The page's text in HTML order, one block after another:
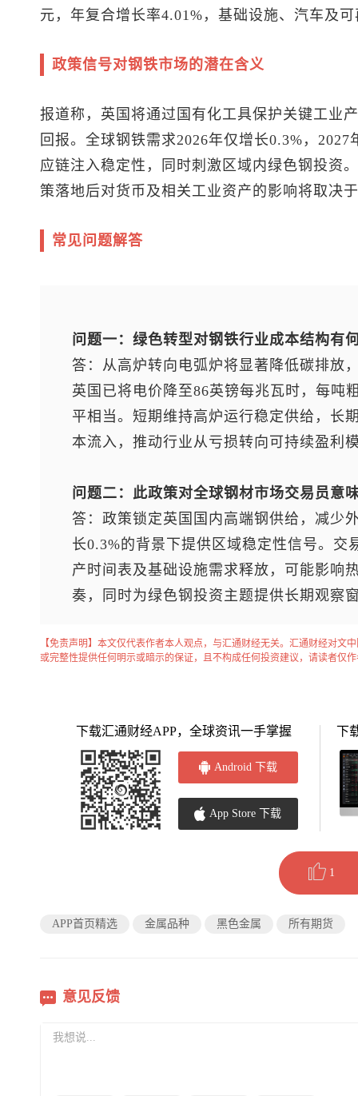
元，年复合增长率4.01%，基础设施、汽车及
政策信号对钢铁市场的潜在含义
报道称，英国将通过国有化工具保护关键工业
回报。全球钢铁需求2026年仅增长0.3%，
应链注入稳定性，同时刺激区域内绿色钢投资
策落地后对货币及相关工业资产的影响将取决
常见问题解答
问题一：绿色转型对钢铁行业成本结构有
答：从高炉转向电弧炉将显著降低碳排放
英国已将电价降至86英镑每兆瓦时，每吨
平相当。短期维持高炉运行稳定供给，长
本流入，推动行业从亏损转向可持续盈利
问题二：此政策对全球钢材市场交易员意
答：政策锁定英国国内高端钢供给，减少
长0.3%的背景下提供区域稳定性信号。交
产时间表及基础设施需求释放，可能影响
奏，同时为绿色钢投资主题提供长期观察
【免责声明】本文仅代表作者本人观点，与汇通财经无关。汇通财经对文
或完整性提供任何明示或暗示的保证，且不构成任何投资建议，请读者仅
下载汇通财经APP，全球资讯一手掌握
Android 下载
App Store 下载
下
1
APP首页精选 金属品种 黑色金属 所有期货
意见反馈